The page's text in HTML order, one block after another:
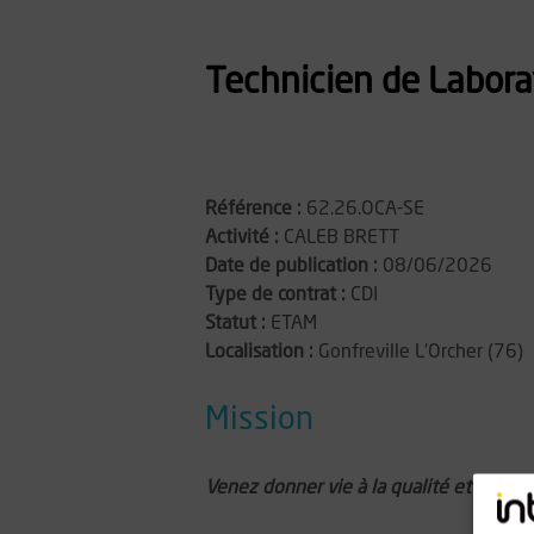
Technicien de
Référence : 62.26.OCA-SE
Activité : CALEB BRETT
Date de publication : 08/06/2026
Type de contrat : CDI
Statut : ETAM
Localisation : Gonfreville L'Orcher (76)
Mission
Venez donner vie à la qualité et la